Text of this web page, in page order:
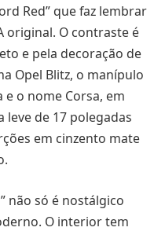
Red” que faz lembrar
original. O contraste é
e pela decoração de
Opel Blitz, o manípulo
o nome Corsa, em
leve de 17 polegadas
em cinzento mate
não só é nostálgico
O interior tem